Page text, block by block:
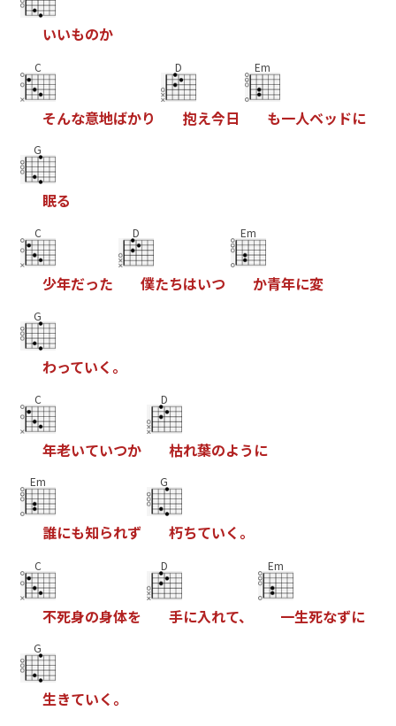
いいものか
C
そんな意地ばかり
D
抱え今日
Em
も一人ベッ ドに
G
眠る
C
少年だった
D
僕たちはいつ
Em
か青年に変
G
わっていく。
C
年老いていつか
D
枯れ葉のよう に
Em
誰にも知られず
G
朽ちていく。
C
不死身の身体を
D
手に入れて、
Em
一生死なずに
G
生きていく。